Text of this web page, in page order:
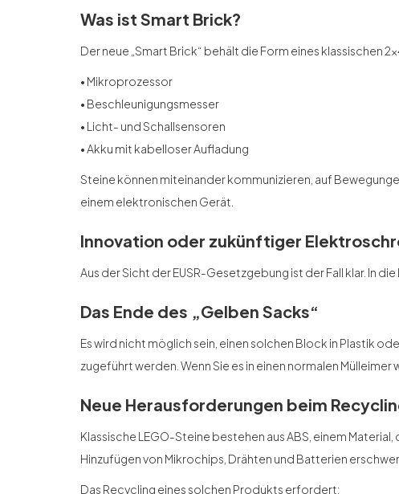
Was ist Smart Brick?
Der neue „Smart Brick“ behält die Form eines
• Mikroprozessor
• Beschleunigungsmesser
• Licht- und Schallsensoren
• Akku mit kabelloser Aufladung
Steine können miteinander kommunizieren, auf
einem elektronischen Gerät.
Innovation oder zukünftiger
Aus der Sicht der EUSR-Gesetzgebung ist der Fall klar. In
Das Ende des „Gelben Sacks“
Es wird nicht möglich sein, einen solchen Block in Plastik
zugeführt werden. Wenn Sie es in einen normalen
Neue Herausforderungen beim
Klassische LEGO-Steine bestehen aus ABS, einem
Hinzufügen von Mikrochips, Drähten und Batterien
Das Recycling eines solchen Produkts erfordert: